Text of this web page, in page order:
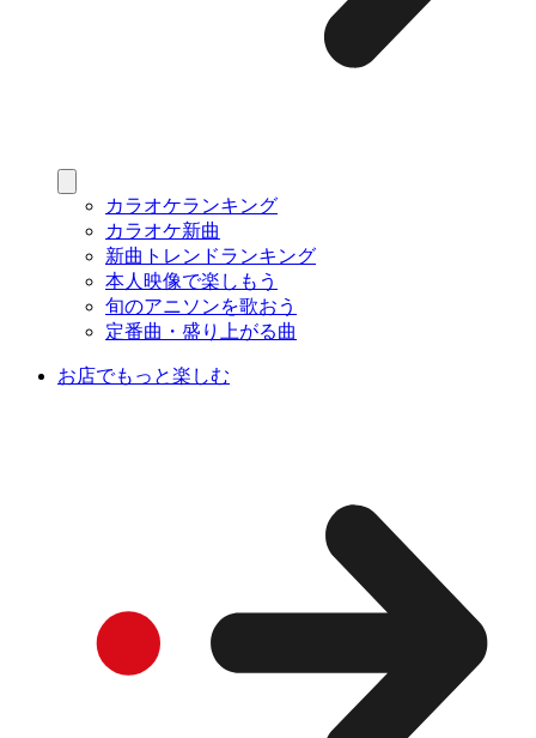
カラオケランキング
カラオケ新曲
新曲トレンドランキング
本人映像で楽しもう
旬のアニソンを歌おう
定番曲・盛り上がる曲
お店でもっと楽しむ